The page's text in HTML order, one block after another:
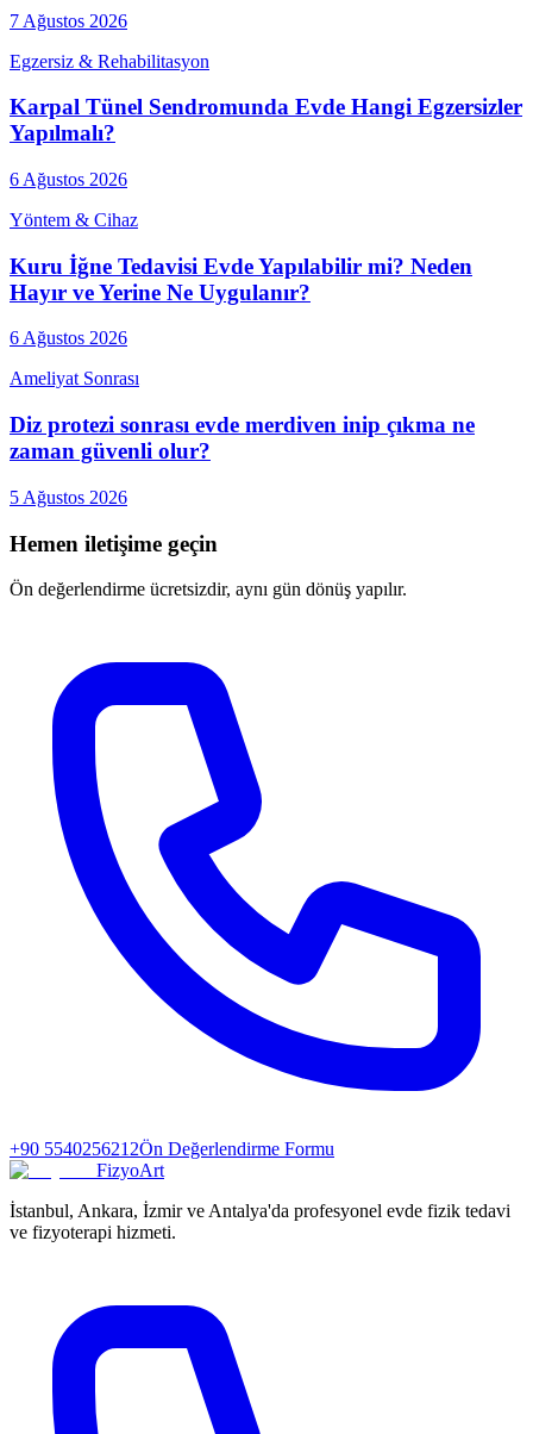
7 Ağustos 2026
Egzersiz & Rehabilitasyon
Karpal Tünel Sendromunda Evde Hangi Egzersizler
Yapılmalı?
6 Ağustos 2026
Yöntem & Cihaz
Kuru İğne Tedavisi Evde Yapılabilir mi? Neden
Hayır ve Yerine Ne Uygulanır?
6 Ağustos 2026
Ameliyat Sonrası
Diz protezi sonrası evde merdiven inip çıkma ne
zaman güvenli olur?
5 Ağustos 2026
Hemen iletişime geçin
Ön değerlendirme ücretsizdir, aynı gün dönüş yapılır.
+90 5540256212Ön Değerlendirme Formu
FizyoArt
İstanbul, Ankara, İzmir ve Antalya'da profesyonel evde fizik tedavi
ve fizyoterapi hizmeti.